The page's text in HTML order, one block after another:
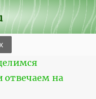
отвечаем на